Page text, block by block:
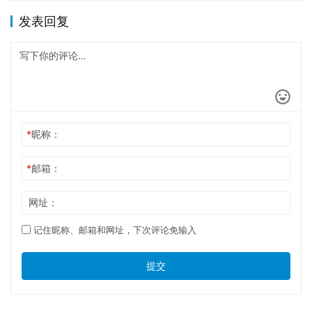
发表回复
*昵称：
*邮箱：
网址：
记住昵称、邮箱和网址，下次评论免输入
提交